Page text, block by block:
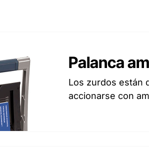
Palanca
Los zurdos están
accionarse con